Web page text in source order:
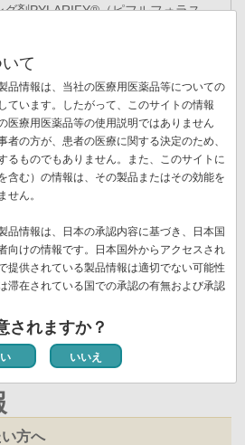
剤PYLARIFY®（ピフルフォラス
ライセンス契約を締結（GEヘル
ます）
お知らせ
8/23）のお知らせ
お知らせ
換」を更新しました
カ
ン
ト
ペ
ー
2
ジ
ジ
ジ
ジ
ジ
»
方へ
て
品情報は、当社の医療用医薬品等についての
ています。したがって、このサイトの情報
医療用医薬品等の使用説明ではありません
者の方が、患者の医療に関する決定のため、
るものでもありません。また、このサイトに
含む）の情報は、その製品またはその効能を
せん。
品情報は、日本の承認内容に基づき、日本国
向けの情報です。日本国外からアクセスされ
提供されている製品情報は適切でない可能性
滞在されている国での承認の有無および承認
されますか？
いいえ